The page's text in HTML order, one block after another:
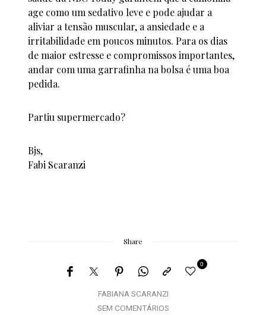
age como um sedativo leve e pode ajudar a
aliviar a tensão muscular, a ansiedade e a
irritabilidade em poucos minutos. Para os dias
de maior estresse e compromissos importantes,
andar com uma garrafinha na bolsa é uma boa
pedida.
Partiu supermercado?
Bjs,
Fabi Scaranzi
Share
FABIANA SCARANZI
0
SEM COMENTÁRIOS